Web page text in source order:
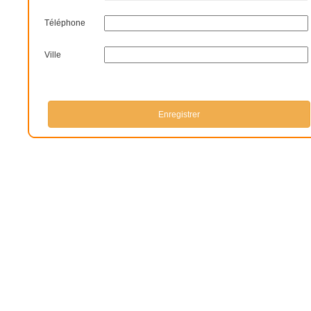
Téléphone
Ville
Enregistrer